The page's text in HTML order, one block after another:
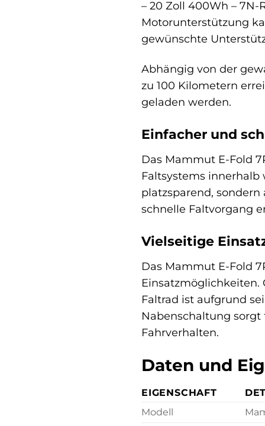
– 20 Zoll 400Wh –
Motorunterstützung
gewünschte
Abhängig von der
zu 100 Kilometern
geladen werden.
Einfacher und
Das Mammut E-Fold
Faltsystems
platzsparend,
schnelle Faltvorgang
Vielseitige
Das Mammut E-Fold
Einsatzmöglichkeiten.
Faltrad ist aufgrund
Nabenschaltung
Fahrverhalten.
Daten und
EIGENSCHAFT
Modell